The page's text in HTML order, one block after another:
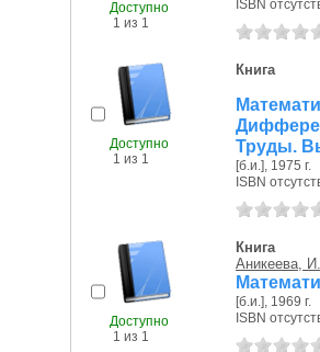
Доступно
1 из 1
ISBN
Доступно
1 из 1
Книга
Труды.
[б.и.], 1975 г.
ISBN
Доступно
1 из 1
Книга
Аникеева,
[б.и.], 1969 г.
ISBN